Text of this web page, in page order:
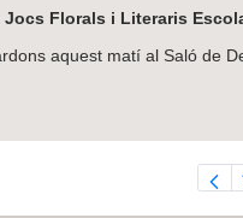
Florals i Literaris
aquest matí al Saló de